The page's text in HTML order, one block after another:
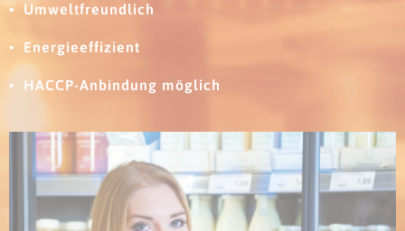
Umweltfreundlich
Energieeffizient
HACCP-Anbindung möglich